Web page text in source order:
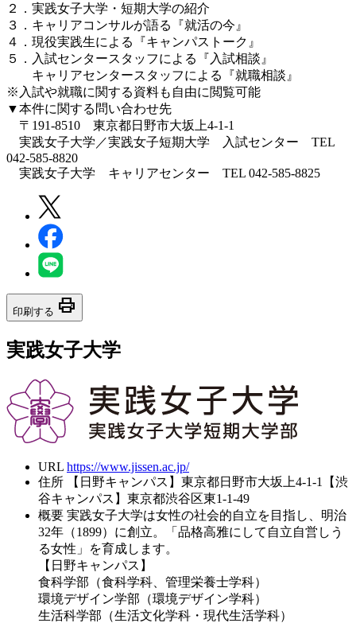
２．実践女子大学・短期大学の紹介
３．キャリアコンサルが語る『就活の今』
４．現役実践生による『キャンパストーク』
５．入試センタースタッフによる『入試相談』
キャリアセンタースタッフによる『就職相談』
※入試や就職に関する資料も自由に閲覧可能
▼本件に関する問い合わせ先
〒191-8510 東京都日野市大坂上4-1-1
実践女子大学／実践女子短期大学 入試センター TEL
042-585-8820
実践女子大学 キャリアセンター TEL 042-585-8825
印刷する print
実践女子大学
URL https://www.jissen.ac.jp/
住所
【日野キャンパス】東京都日野市大坂上4-1-1【渋
谷キャンパス】東京都渋谷区東1-1-49
概要 実践女子大学は女性の社会的自立を目指し、明治
32年（1899）に創立。「品格高雅にして自立自営しう
る女性」を育成します。
【日野キャンパス】
食科学部（食科学科、管理栄養士学科）
環境デザイン学部（環境デザイン学科）
生活科学部（生活文化学科・現代生活学科）